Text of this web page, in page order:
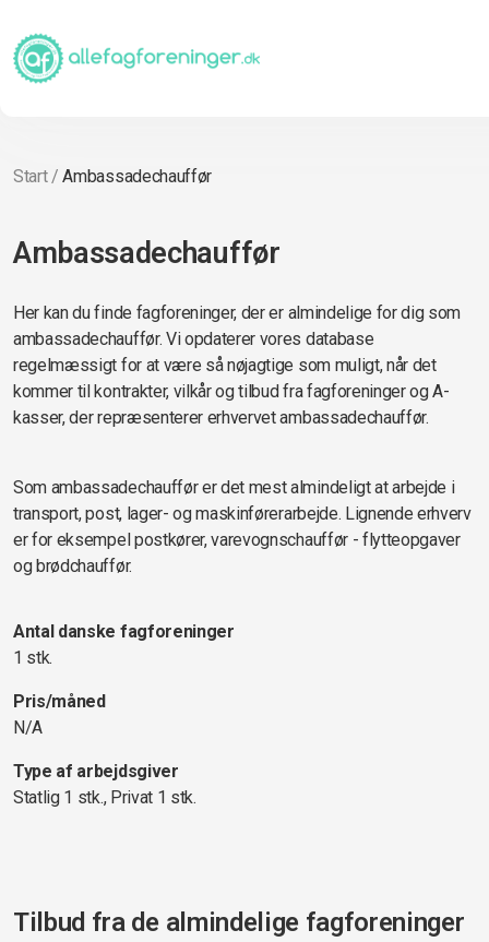
Start/Ambassadechauffør
Ambassadechauffør
Her kan du finde fagforeninger, der er almindelige for dig som
ambassadechauffør. Vi opdaterer vores database
regelmæssigt for at være så nøjagtige som muligt, når det
kommer til kontrakter, vilkår og tilbud fra fagforeninger og A-
kasser, der repræsenterer erhvervet ambassadechauffør.
Som ambassadechauffør er det mest almindeligt at arbejde i
transport, post, lager- og maskinførerarbejde. Lignende erhverv
er for eksempel postkører, varevognschauffør - flytteopgaver
og brødchauffør.
Antal danske fagforeninger
1 stk.
Pris/måned
N/A
Type af arbejdsgiver
Statlig 1 stk., Privat 1 stk.
Tilbud fra de almindelige fagforeninger